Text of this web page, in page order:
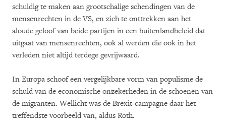
schuldig te maken aan grootschalige schendingen van de
mensenrechten in de VS, en zich te onttrekken aan het
aloude geloof van beide partijen in een buitenlandbeleid dat
uitgaat van mensenrechten, ook al werden die ook in het
verleden niet altijd terdege gevrijwaard.
In Europa schoof een vergelijkbare vorm van populisme de
schuld van de economische onzekerheden in de schoenen van
de migranten. Wellicht was de Brexit-campagne daar het
treffendste voorbeeld van, aldus Roth.